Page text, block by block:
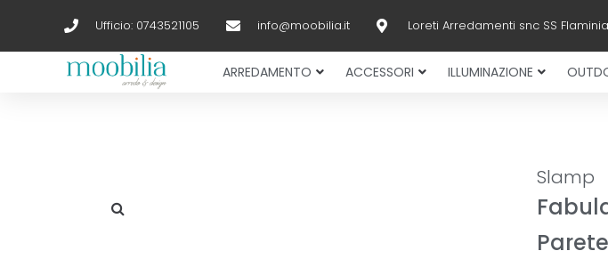
Ufficio: 0743521105 info@moobilia.it Loreti Arredamenti snc SS Flaminia
ARREDAMENTO ACCESSORI ILLUMINAZIONE
Slamp
Parete